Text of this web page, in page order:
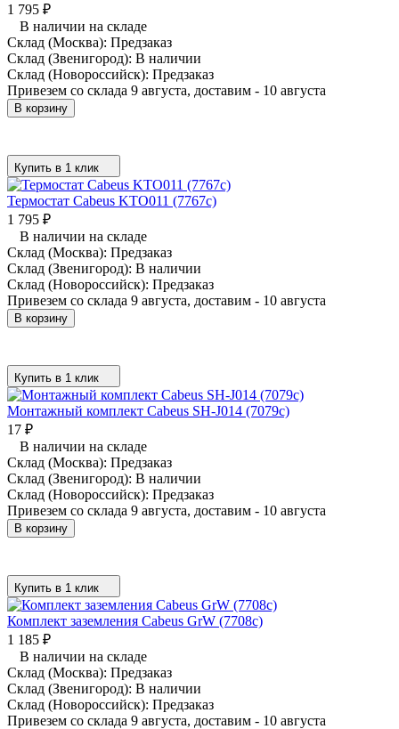
1 795 ₽
В наличии на складе
Склад (Москва): Предзаказ
Склад (Звенигород): В наличии
Склад (Новороссийск): Предзаказ
Привезем со склада 9 августа, доставим - 10 августа
В корзину
Купить в 1 клик
Термостат Cabeus KTO011 (7767c)
1 795 ₽
В наличии на складе
Склад (Москва): Предзаказ
Склад (Звенигород): В наличии
Склад (Новороссийск): Предзаказ
Привезем со склада 9 августа, доставим - 10 августа
В корзину
Купить в 1 клик
Монтажный комплект Cabeus SH-J014 (7079c)
17 ₽
В наличии на складе
Склад (Москва): Предзаказ
Склад (Звенигород): В наличии
Склад (Новороссийск): Предзаказ
Привезем со склада 9 августа, доставим - 10 августа
В корзину
Купить в 1 клик
Комплект заземления Cabeus GrW (7708c)
1 185 ₽
В наличии на складе
Склад (Москва): Предзаказ
Склад (Звенигород): В наличии
Склад (Новороссийск): Предзаказ
Привезем со склада 9 августа, доставим - 10 августа